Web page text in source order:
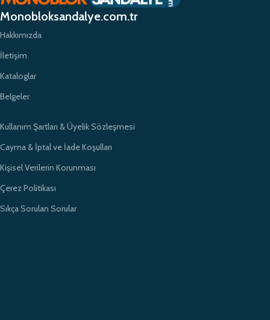
etkili çözümler sunarak sektörde öncü bir konumda yer almayı
amaçlıyoruz.
Monobloksandalye.com.tr
Hakkımızda
İletişim
Kataloglar
Belgeler
Kullanım Şartları & Üyelik Sözleşmesi
Cayma & İptal ve İade Koşulları
Kişisel Verilerin Korunması
Çerez Politikası
Sıkça Sorulan Sorular